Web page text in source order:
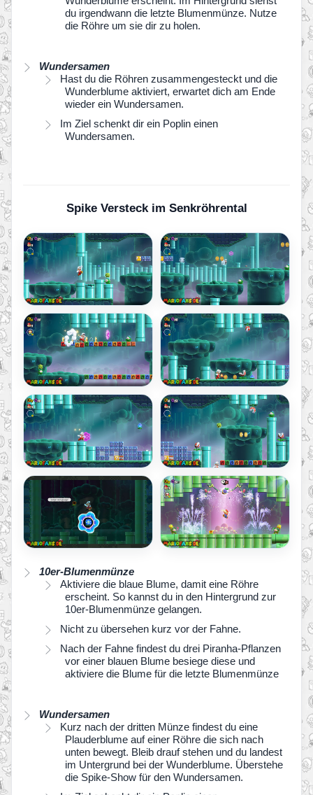
du irgendwann die letzte Blumenmünze. Nutze
die Röhre um sie dir zu holen.
Wundersamen
Hast du die Röhren zusammengesteckt und die
Wunderblume aktiviert, erwartet dich am Ende
wieder ein Wundersamen.
Im Ziel schenkt dir ein Poplin einen
Wundersamen.
Spike Versteck im Senkröhrental
10er-Blumenmünze
Aktiviere die blaue Blume, damit eine Röhre
erscheint. So kannst du in den Hintergrund zur
10er-Blumenmünze gelangen.
Nicht zu übersehen kurz vor der Fahne.
Nach der Fahne findest du drei Piranha-Pflanzen
vor einer blauen Blume besiege diese und
aktiviere die Blume für die letzte Blumenmünze
Wundersamen
Kurz nach der dritten Münze findest du eine
Plauderblume auf einer Röhre die sich nach
unten bewegt. Bleib drauf stehen und du landest
im Untergrund bei der Wunderblume. Überstehe
die Spike-Show für den Wundersamen.